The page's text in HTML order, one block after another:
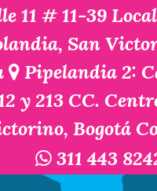
11 # 11-39
San
Pipelandia 2:
y 213 CC.
Bogotá
311 443